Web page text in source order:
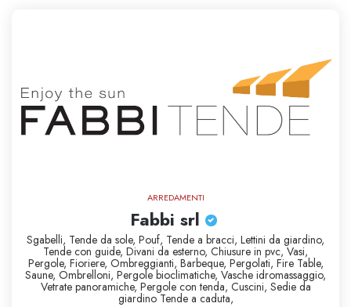
ARREDAMENTI
Fabbi srl
Sgabelli, Tende da sole, Pouf, Tende a bracci, Lettini da giardino,
Tende con guide, Divani da esterno, Chiusure in pvc, Vasi,
Pergole, Fioriere, Ombreggianti, Barbeque, Pergolati, Fire Table,
Saune, Ombrelloni, Pergole bioclimatiche, Vasche idromassaggio,
Vetrate panoramiche, Pergole con tenda, Cuscini, Sedie da
giardino Tende a caduta,